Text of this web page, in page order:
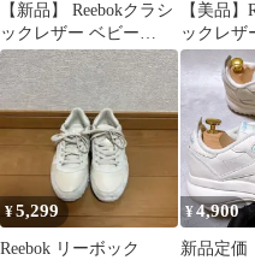
【新品】 Reebokクラシ
ックレザー ベビー
12cm ボルダーブラウン
【美品】
ックレザ
ディショ
¥5,299
Reebok リーボック
¥4,900
新品定価